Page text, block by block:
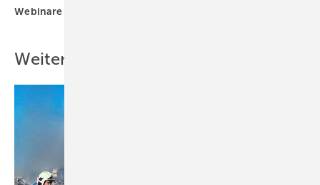
Webinare
Weitere Inhalte